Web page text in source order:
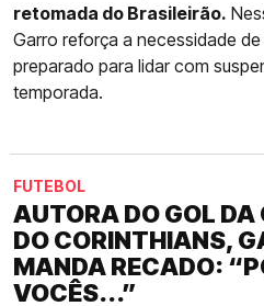
retomada do Brasileirão.
Garro reforça a necessidade
preparado para lidar com
temporada.
FUTEBOL
AUTORA DO GOL
DO CORINTHIANS,
MANDA RECADO:
VOCÊS...”